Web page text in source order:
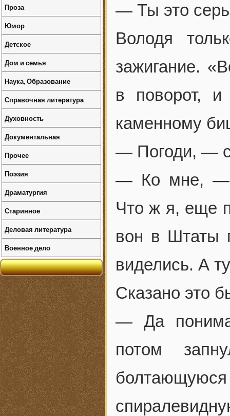
— Ты это
Володя
зажигание.
в поворот,
каменному
— Погоди, —
— Ко мне, —
Что ж я, еще
вон в Штаты
виделись. А
Сказано это
— Да
потом
Проза
Юмор
Детское
Дом и семья
Наука, Образование
Справочная литература
Духовность
Документальная
Прочее
Поэзия
Драматургия
Старинное
Деловая литература
Военное дело